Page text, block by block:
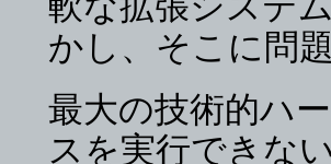
かし、そこに問
最大の技術的ハ
スを実行できな